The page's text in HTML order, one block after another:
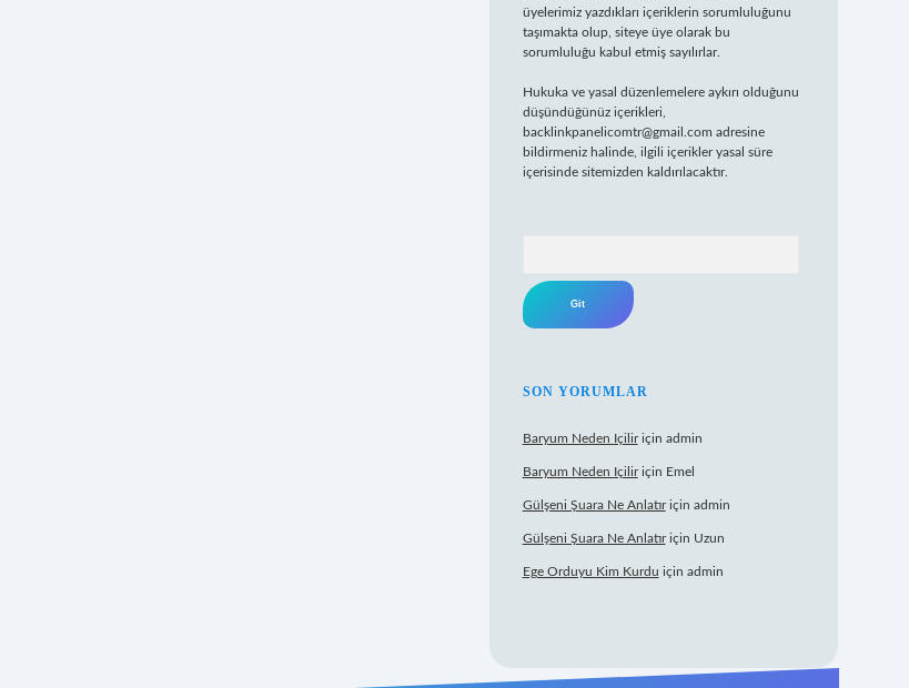
üyelerimiz yazdıkları içeriklerin sorumluluğunu
taşımakta olup, siteye üye olarak bu
sorumluluğu kabul etmiş sayılırlar.
Hukuka ve yasal düzenlemelere aykırı olduğunu
düşündüğünüz içerikleri,
backlinkpanelicomtr@gmail.com adresine
bildirmeniz halinde, ilgili içerikler yasal süre
içerisinde sitemizden kaldırılacaktır.
SON YORUMLAR
Baryum Neden Içiliriçin admin
Baryum Neden Içiliriçin Emel
Gülşeni Şuara Ne Anlatıriçin admin
Gülşeni Şuara Ne Anlatıriçin Uzun
Ege Orduyu Kim Kurdu için admin